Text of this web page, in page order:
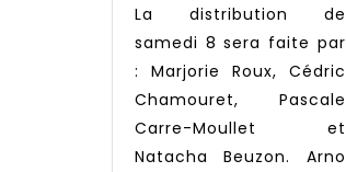
La distribution de
samedi 8 sera faite par
: Marjorie Roux, Cédric
Chamouret, Pascale
Carre-Moullet et
Natacha Beuzon. Arno